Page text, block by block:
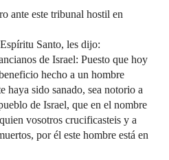
ante este tribunal hostil en
Santo, les dijo:
de Israel: Puesto que hoy
hecho a un hombre
haya sido sanado, sea notorio a
de Israel, que en el nombre
vosotros crucificasteis y a
por él este hombre está en